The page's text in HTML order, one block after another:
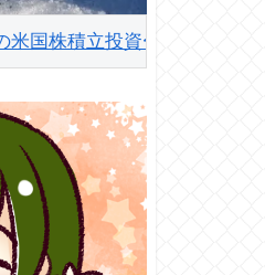
国株積立投資〜